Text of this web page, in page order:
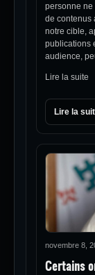
personne ne
de contenus
notre cible,
publications
audience,
Lire la suite
Lire la
novembre 8,
Certains